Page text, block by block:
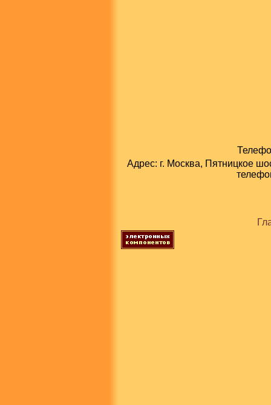
Адрес: г. Москва, Пятницкое